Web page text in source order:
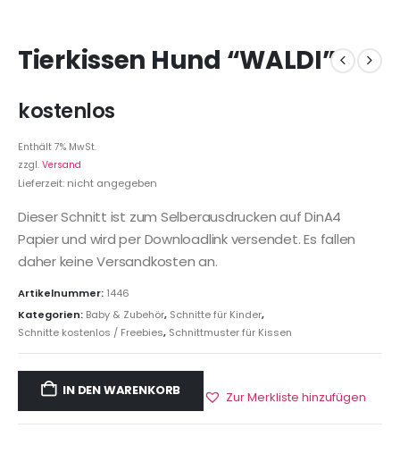
Tierkissen Hund “WALDI”
kostenlos
Enthält 7% MwSt.
zzgl. Versand
Lieferzeit: nicht angegeben
Dieser Schnitt ist zum Selberausdrucken auf DinA4
Papier und wird per Downloadlink versendet. Es fallen
daher keine Versandkosten an.
Artikelnummer: 1446
Kategorien: Baby & Zubehör, Schnitte für Kinder,
Schnitte kostenlos / Freebies, Schnittmuster für Kissen
IN DEN WARENKORB Zur Merkliste hinzufügen